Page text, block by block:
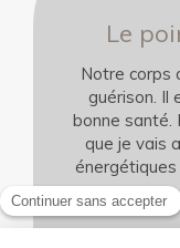
Le
Notre corps
guérison. Il
bonne santé.
que je vais